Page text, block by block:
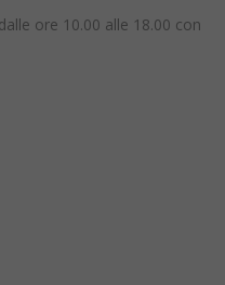
ore 10.00 alle 18.00 con